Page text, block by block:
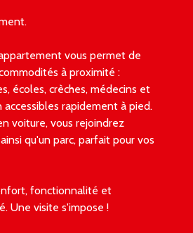
vous permet de
à proximité :
écoles, crèches, médecins et
rapidement à pied.
voiture, vous rejoindrez
qu'un parc, parfait pour vos
fonctionnalité et
Une visite s'impose !